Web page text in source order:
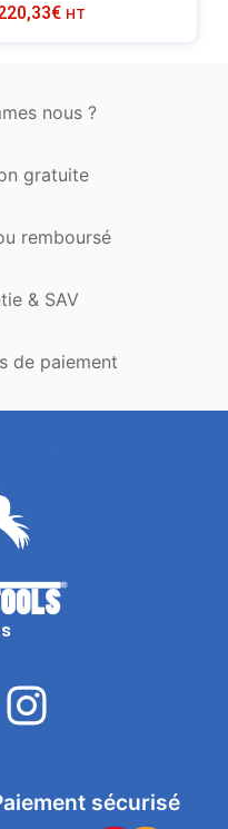
€ HT
nous ?
gratuite
remboursé
& SAV
de paiement
sécurisé